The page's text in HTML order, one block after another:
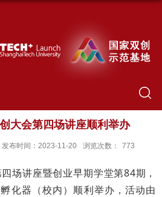
大会第四场讲座顺利举办
发布时间：2023-11-20 浏览次数： 773
场讲座暨创业早期学堂第84期，
化器（校内）顺利举办，活动由